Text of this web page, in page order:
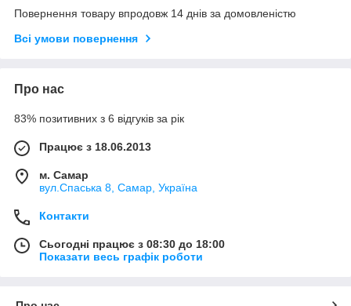
Повернення товару впродовж 14 днів за домовленістю
Всі умови повернення
Про нас
83% позитивних з 6 відгуків за рік
Працює з 18.06.2013
м. Самар
вул.Спаська 8, Самар, Україна
Контакти
Сьогодні працює з 08:30 до 18:00
Показати весь графік роботи